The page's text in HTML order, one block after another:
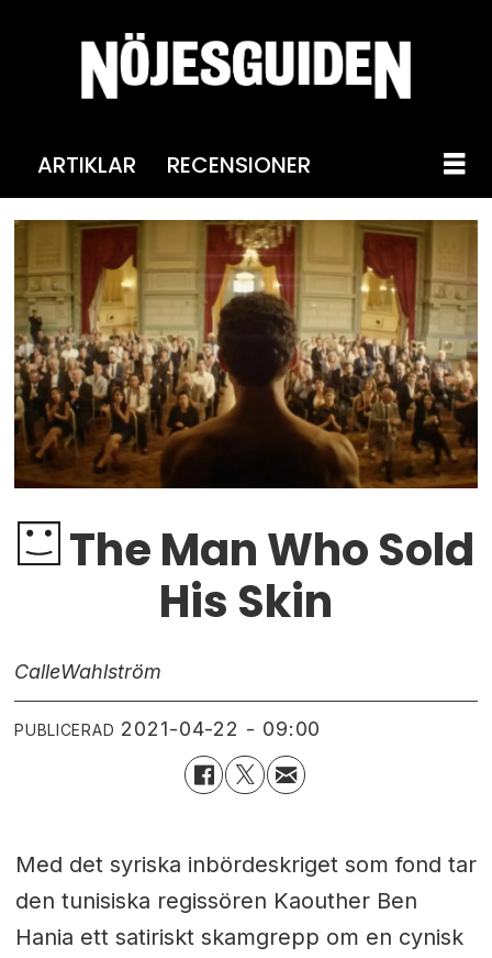
ARTIKLAR RECENSIONER
The Man Who Sold
His Skin
CalleWahlström
PUBLICERAD 2021-04-22 - 09:00
Med det syriska inbördeskriget som fond tar
den tunisiska regissören Kaouther Ben
Hania ett satiriskt skamgrepp om en cynisk